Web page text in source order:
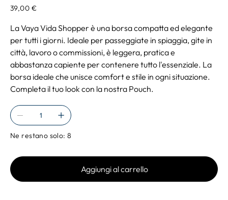
Prezzo
39,00 €
La Vaya Vida Shopper è una borsa compatta ed elegante
per tutti i giorni. Ideale per passeggiate in spiaggia, gite in
città, lavoro o commissioni, è leggera, pratica e
abbastanza capiente per contenere tutto l'essenziale. La
borsa ideale che unisce comfort e stile in ogni situazione.
Completa il tuo look con la nostra Pouch.
Ne restano solo: 8
Aggiungi al carrello